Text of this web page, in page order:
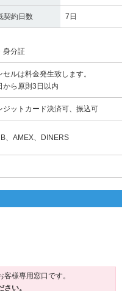
契約日数 7日
身分証
ルは料金発生致します。
から原則3日以内
ジットカード決済可、振込可
、AMEX、DINERS
様専用窓口です。
い。